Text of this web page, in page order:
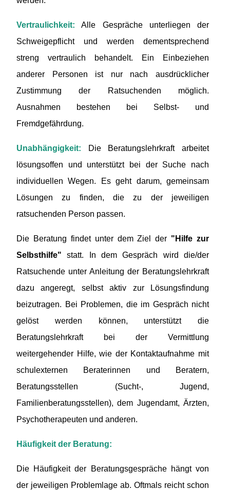
Vertraulichkeit: Alle Gespräche unterliegen der
Schweigepflicht und werden dementsprechend
streng vertraulich behandelt. Ein Einbeziehen
anderer Personen ist nur nach ausdrücklicher
Zustimmung der Ratsuchenden möglich.
Ausnahmen bestehen bei Selbst- und
Fremdgefährdung.
Unabhängigkeit: Die Beratungslehrkraft arbeitet
lösungsoffen und unterstützt bei der Suche nach
individuellen Wegen. Es geht darum, gemeinsam
Lösungen zu finden, die zu der jeweiligen
ratsuchenden Person passen.
Die Beratung findet unter dem Ziel der "Hilfe zur
Selbsthilfe" statt. In dem Gespräch wird die/der
Ratsuchende unter Anleitung der Beratungslehrkraft
dazu angeregt, selbst aktiv zur Lösungsfindung
beizutragen. Bei Problemen, die im Gespräch nicht
gelöst werden können, unterstützt die
Beratungslehrkraft bei der Vermittlung
weitergehender Hilfe, wie der Kontaktaufnahme mit
schulexternen Beraterinnen und Beratern,
Beratungsstellen (Sucht-, Jugend,
Familienberatungsstellen), dem Jugendamt, Ärzten,
Psychotherapeuten und anderen.
Häufigkeit der Beratung:
Die Häufigkeit der Beratungsgespräche hängt von
der jeweiligen Problemlage ab. Oftmals reicht schon